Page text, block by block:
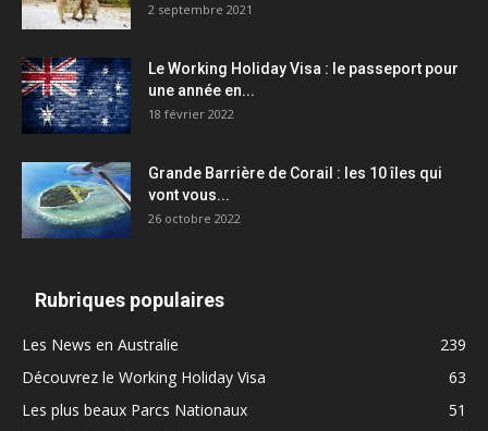
2 septembre 2021
Le Working Holiday Visa : le passeport pour
une année en...
18 février 2022
Grande Barrière de Corail : les 10 îles qui
vont vous...
26 octobre 2022
Rubriques populaires
Les News en Australie
239
Découvrez le Working Holiday Visa
63
Les plus beaux Parcs Nationaux
51